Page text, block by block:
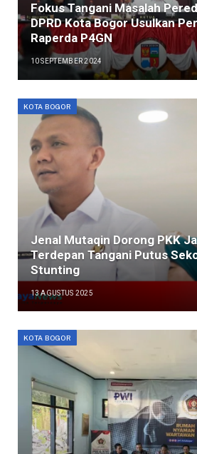
Fokus Tangani Masalah
DPRD Kota Bogor Usulkan
Raperda P4GN
10 SEPTEMBER 2024
KOTA BOGOR
Jenal Mutaqin Dorong PKK
Terdepan Tangani Putus
Stunting
13 AGUSTUS 2025
KOTA BOGOR